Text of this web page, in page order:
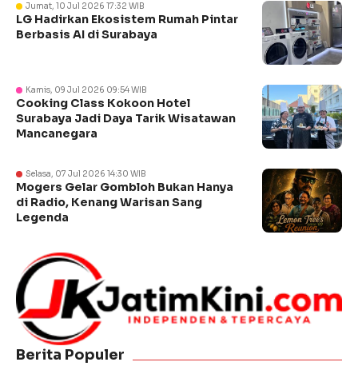
Jumat, 10 Jul 2026 17:32 WIB
LG Hadirkan Ekosistem Rumah Pintar
Berbasis AI di Surabaya
Kamis, 09 Jul 2026 09:54 WIB
Cooking Class Kokoon Hotel
Surabaya Jadi Daya Tarik Wisatawan
Mancanegara
Selasa, 07 Jul 2026 14:30 WIB
Mogers Gelar Gombloh Bukan Hanya
di Radio, Kenang Warisan Sang
Legenda
Berita Populer